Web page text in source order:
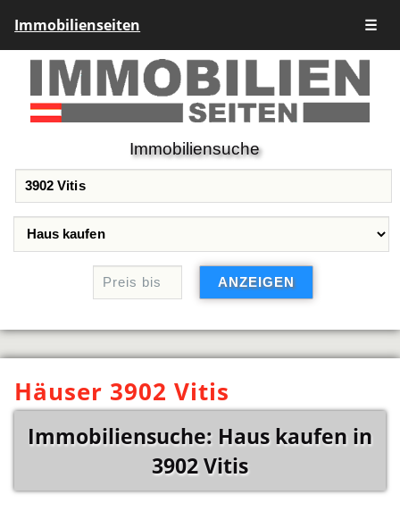
Immobilienseiten ☰
Immobiliensuche
Häuser 3902 Vitis
Immobiliensuche: Haus kaufen in
3902 Vitis